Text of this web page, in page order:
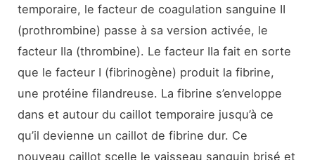
temporaire, le facteur de coagulation sanguine II
(prothrombine) passe à sa version activée, le
facteur IIa (thrombine). Le facteur IIa fait en sorte
que le facteur I (fibrinogène) produit la fibrine,
une protéine filandreuse. La fibrine s’enveloppe
dans et autour du caillot temporaire jusqu’à ce
qu’il devienne un caillot de fibrine dur. Ce
nouveau caillot scelle le vaisseau sanguin brisé et